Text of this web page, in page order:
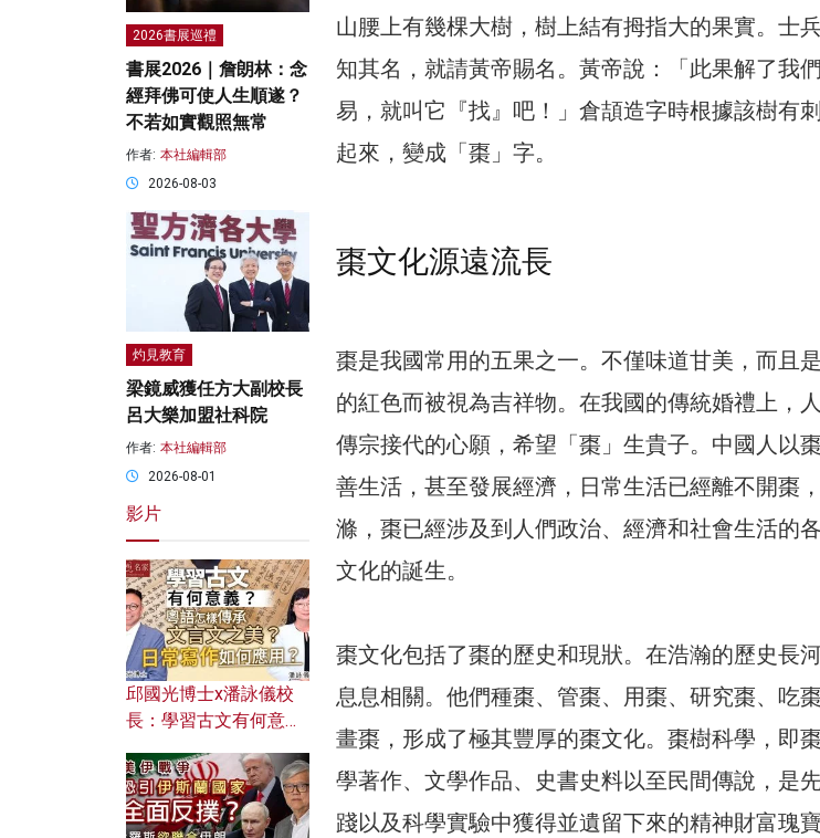
山腰上有幾棵大樹，樹上結有拇指大的果實。士
知其名，就請黃帝賜名。黃帝說：「此果解了我
易，就叫它『找』吧！」倉頡造字時根據該樹有
起來，變成「棗」字。
棗文化源遠流長
棗是我國常用的五果之一。不僅味道甘美，而且
的紅色而被視為吉祥物。在我國的傳統婚禮上，
傳宗接代的心願，希望「棗」生貴子。中國人以
善生活，甚至發展經濟，日常生活已經離不開棗
滌，棗已經涉及到人們政治、經濟和社會生活的
文化的誕生。
棗文化包括了棗的歷史和現狀。在浩瀚的歷史長
息息相關。他們種棗、管棗、用棗、研究棗、吃
畫棗，形成了極其豐厚的棗文化。棗樹科學，即
學著作、文學作品、史書史料以至民間傳說，是
踐以及科學實驗中獲得並遺留下來的精神財富瑰寶
2026書展巡禮
書展2026｜詹朗林：念
經拜佛可使人生順遂？
不若如實觀照無常
作者: 本社編輯部
2026-08-03
灼見教育
梁鏡威獲任方大副校長
呂大樂加盟社科院
作者: 本社編輯部
2026-08-01
影片
邱國光博士x潘詠儀校
長：學習古文有何意
文之美？ 日常寫作如何
應用？